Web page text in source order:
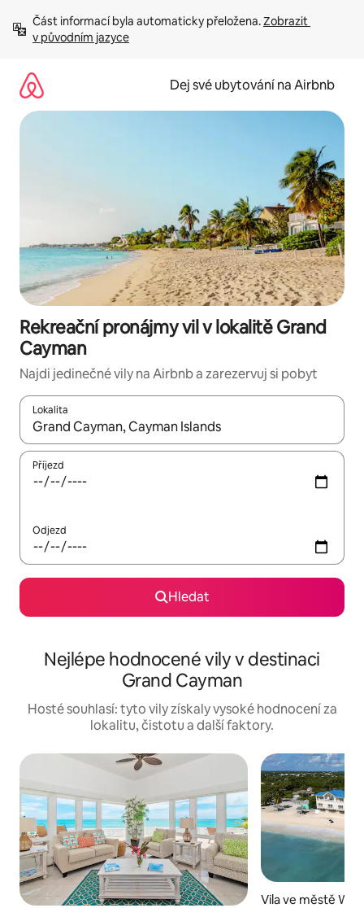
obsah
Část informací byla automaticky přeložena. Zobrazit
v původním jazyce
Dej své ubytování na Airbnb
Rekreační pronájmy vil v lokalitě Grand
Cayman
Najdi jedinečné vily na Airbnb a zarezervuj si pobyt
Lokalita
Až budou výsledky k dispozici, můžeš si je procházet pomocí
Příjezd
Odjezd
Hledat
Nejlépe hodnocené vily v destinaci
Grand Cayman
Hosté souhlasí: tyto vily získaly vysoké hodnocení za
lokalitu, čistotu a další faktory.
Vila ve městě